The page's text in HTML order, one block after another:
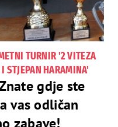
TURNIR '2 VITEZA
STJEPAN HARAMINA'
gdje ste
vas odličan
zabave!